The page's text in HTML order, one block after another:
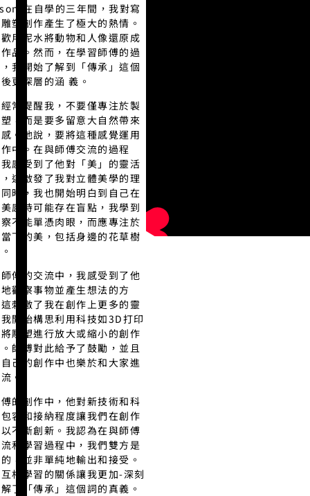
在自學的三年間，我對寫
塑創作產生了極大的熱情。
用泥水將動物和人像還原成
品。然而，在學習師傅的過
我開始了解到「傳承」這個
更深層的涵 義。
常提醒我，不要僅專注於製
，而是要多留意大自然帶來
。他說，要將這種感覺運用
中。在與師傅交流的過程
感受到了他對「美」的靈活
這啟發了我對立體美學的理
時，我也開始明白到自己在
感時可能存在盲點，我學到
不能單憑肉眼，而應專注於
下的美，包括身邊的花草樹
傅的交流中，我感受到了他
觀察事物並產生想法的方
刺激了我在創作上更多的靈
開始構思利用科技如3D打印
雕塑進行放大或縮小的創作
師傅對此給予了鼓勵，並且
己的創作中也樂於和大家進
。
的創作中，他對新技術和科
容和接納程度讓我們在創作
不斷創新。我認為在與師傅
和學習過程中，我們雙方是
，並非單純地輸出和接受。
相學習的關係讓我更加-深刻
了「傳承」這個詞的真義。